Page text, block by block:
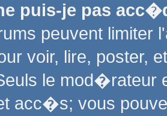
puis-je pas
peuvent
voir, lire, poster,
le mod�rateur
acc�s; vous